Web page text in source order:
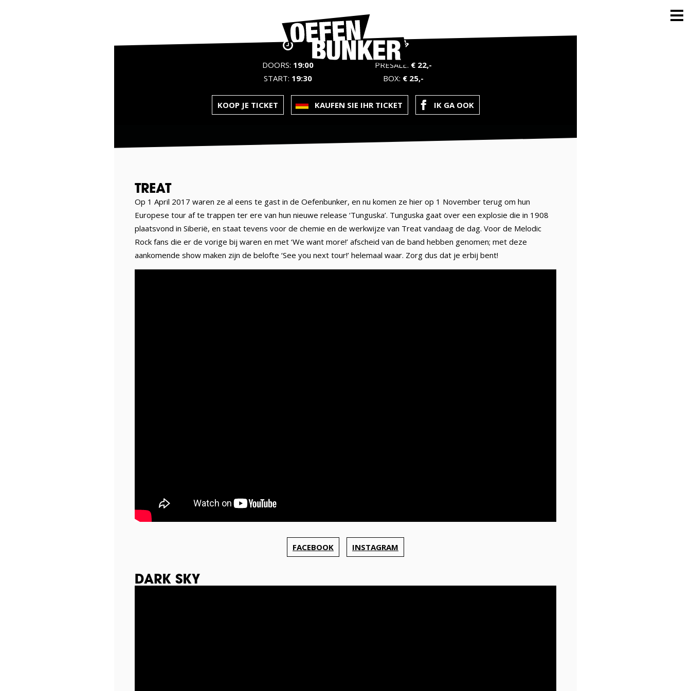
DOORS: 19:00
START: 19:30
PRESALE: € 22,-
BOX: € 25,-
KOOP JE TICKET KAUFEN SIE IHR TICKET IK GA OOK
TREAT
Op 1 April 2017 waren ze al eens te gast in de Oefenbunker, en nu komen ze hier op 1 November terug om hun
Europese tour af te trappen ter ere van hun nieuwe release ‘Tunguska’. Tunguska gaat over een explosie die in 1908
plaatsvond in Siberië, en staat tevens voor de chemie en de werkwijze van Treat vandaag de dag. Voor de Melodic
Rock fans die er de vorige bij waren en met ‘We want more!’ afscheid van de band hebben genomen; met deze
aankomende show maken zijn de belofte ‘See you next tour!’ helemaal waar. Zorg dus dat je erbij bent!
FACEBOOK INSTAGRAM
DARK SKY